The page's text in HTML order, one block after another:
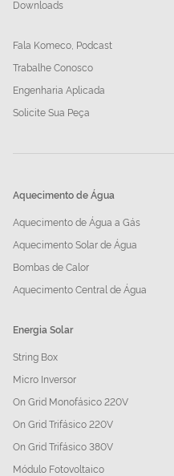
Downloads
Fala Komeco, Podcast
Trabalhe Conosco
Engenharia Aplicada
Solicite Sua Peça
Aquecimento de Água
Aquecimento de Água a Gás
Aquecimento Solar de Água
Bombas de Calor
Aquecimento Central de Água
Energia Solar
String Box
Micro Inversor
On Grid Monofásico 220V
On Grid Trifásico 220V
On Grid Trifásico 380V
Módulo Fotovoltaico